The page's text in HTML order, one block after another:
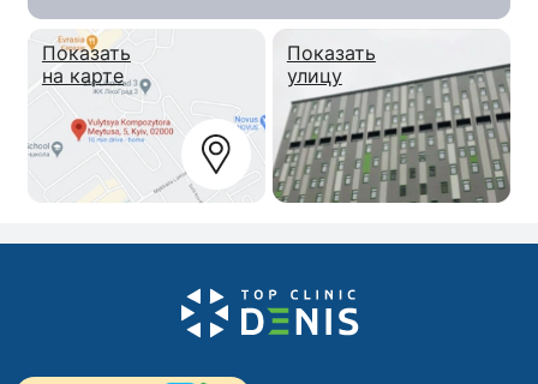
Показать
на карте
Показать
улицу